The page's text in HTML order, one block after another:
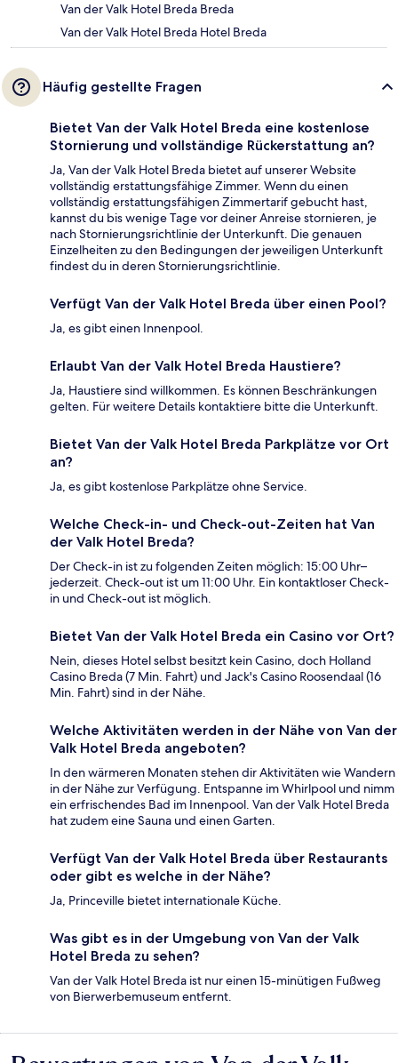
Van der Valk Hotel Breda Breda
Van der Valk Hotel Breda Hotel Breda
Häufig gestellte Fragen
Bietet Van der Valk Hotel Breda eine kostenlose
Stornierung und vollständige Rückerstattung an?
Ja, Van der Valk Hotel Breda bietet auf unserer Website
vollständig erstattungsfähige Zimmer. Wenn du einen
vollständig erstattungsfähigen Zimmertarif gebucht hast,
kannst du bis wenige Tage vor deiner Anreise stornieren, je
nach Stornierungsrichtlinie der Unterkunft. Die genauen
Einzelheiten zu den Bedingungen der jeweiligen Unterkunft
findest du in deren Stornierungsrichtlinie.
Verfügt Van der Valk Hotel Breda über einen Pool?
Ja, es gibt einen Innenpool.
Erlaubt Van der Valk Hotel Breda Haustiere?
Ja, Haustiere sind willkommen. Es können Beschränkungen
gelten. Für weitere Details kontaktiere bitte die Unterkunft.
Bietet Van der Valk Hotel Breda Parkplätze vor Ort
an?
Ja, es gibt kostenlose Parkplätze ohne Service.
Welche Check-in- und Check-out-Zeiten hat Van
der Valk Hotel Breda?
Der Check-in ist zu folgenden Zeiten möglich: 15:00 Uhr–
jederzeit. Check-out ist um 11:00 Uhr. Ein kontaktloser Check-
in und Check-out ist möglich.
Bietet Van der Valk Hotel Breda ein Casino vor Ort?
Nein, dieses Hotel selbst besitzt kein Casino, doch Holland
Casino Breda (7 Min. Fahrt) und Jack's Casino Roosendaal (16
Min. Fahrt) sind in der Nähe.
Welche Aktivitäten werden in der Nähe von Van der
Valk Hotel Breda angeboten?
In den wärmeren Monaten stehen dir Aktivitäten wie Wandern
in der Nähe zur Verfügung. Entspanne im Whirlpool und nimm
ein erfrischendes Bad im Innenpool. Van der Valk Hotel Breda
hat zudem eine Sauna und einen Garten.
Verfügt Van der Valk Hotel Breda über Restaurants
oder gibt es welche in der Nähe?
Ja, Princeville bietet internationale Küche.
Was gibt es in der Umgebung von Van der Valk
Hotel Breda zu sehen?
Van der Valk Hotel Breda ist nur einen 15-minütigen Fußweg
von Bierwerbemuseum entfernt.